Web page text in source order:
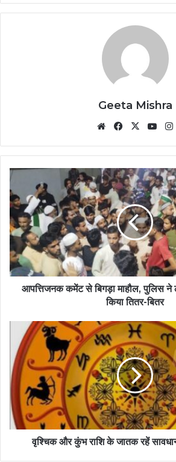
Geeta Mishra
WebsiteFacebook
X
आपत्तिजनक कमेंट से बिगड़ा माहौल, पुलिस ने
किया तितर-बितर
वृश्चिक और कुंभ राशि के जातक रहें